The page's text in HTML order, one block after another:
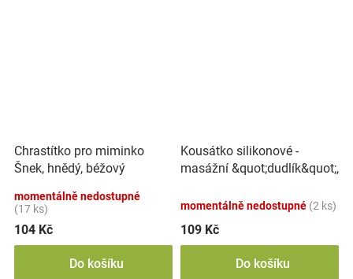
Chrastítko pro miminko
Šnek, hnědý, béžový
momentálně nedostupné
(17 ks)
104 Kč
Do košíku
Kousátko silikonové -
masážní &quot;dudlík&quot;,
momentálně nedostupné (2 ks)
109 Kč
Do košíku